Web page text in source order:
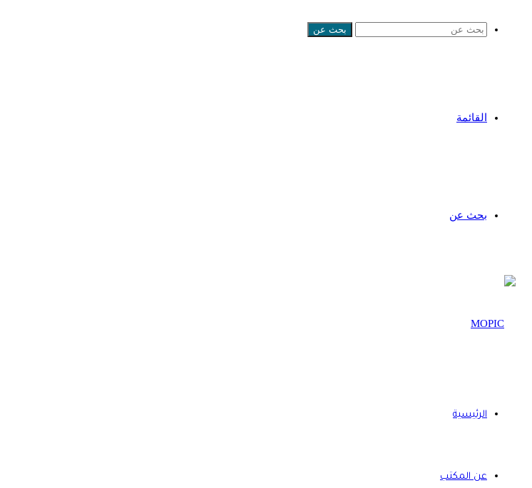
بحث عن
القائمة
بحث عن
الرئيسية
عن المكتب